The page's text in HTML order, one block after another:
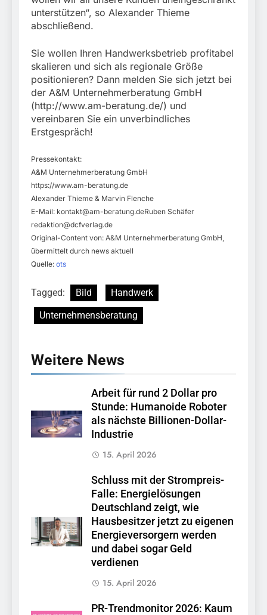
unterstützen“, so Alexander Thieme
abschließend.
Sie wollen Ihren Handwerksbetrieb profitabel
skalieren und sich als regionale Größe
positionieren? Dann melden Sie sich jetzt bei
der A&M Unternehmerberatung GmbH
(http://www.am-beratung.de/) und
vereinbaren Sie ein unverbindliches
Erstgespräch!
Pressekontakt:
A&M Unternehmerberatung GmbH
https://www.am-beratung.de
Alexander Thieme & Marvin Flenche
E-Mail: kontakt@am-beratung.deRuben Schäfer
redaktion@dcfverlag.de
Original-Content von: A&M Unternehmerberatung GmbH,
übermittelt durch news aktuell
Quelle: ots
Tagged: Bild
Handwerk
Unternehmensberatung
Weitere News
Arbeit für rund 2 Dollar pro
Stunde: Humanoide Roboter
als nächste Billionen-Dollar-
Industrie
15. April 2026
Schluss mit der Strompreis-
Falle: Energielösungen
Deutschland zeigt, wie
Hausbesitzer jetzt zu eigenen
Energieversorgern werden
und dabei sogar Geld
verdienen
15. April 2026
PR-Trendmonitor 2026: Kaum